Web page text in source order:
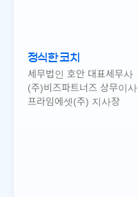
정식한 코치
세무법인 호안 대표세무사
(주)비즈파트너즈 상무이사
프라임에셋(주) 지사장